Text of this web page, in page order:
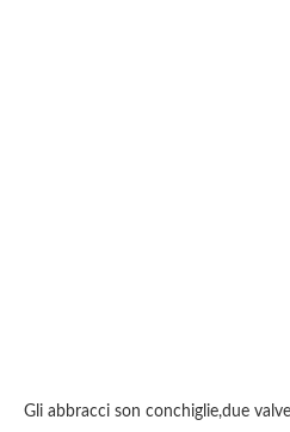
Gli abbracci son conchiglie,due